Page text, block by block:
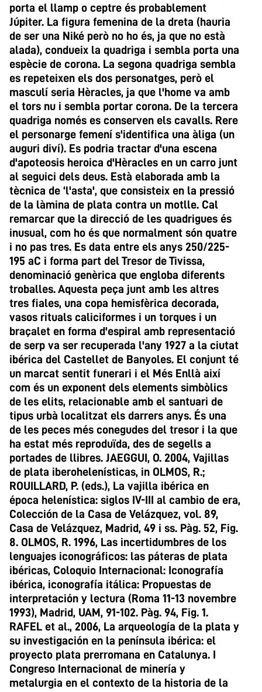
porta el llamp o ceptre és probablement
Júpiter. La figura femenina de la dreta (hauria
de ser una Niké però no ho és, ja que no està
alada), condueix la quadriga i sembla porta una
espècie de corona. La segona quadriga sembla
es repeteixen els dos personatges, però el
masculí seria Hèracles, ja que l'home va amb
el tors nu i sembla portar corona. De la tercera
quadriga només es conserven els cavalls. Rere
el personarge femení s'identifica una àliga (un
auguri diví). Es podria tractar d'una escena
d'apoteosis heroica d'Hèracles en un carro junt
al seguici dels deus. Està elaborada amb la
tècnica de ‘l'asta', que consisteix en la pressió
de la làmina de plata contra un motlle. Cal
remarcar que la direcció de les quadrigues és
inusual, com ho és que normalment són quatre
i no pas tres. Es data entre els anys 250/225-
195 aC i forma part del Tresor de Tivissa,
denominació genèrica que engloba diferents
troballes. Aquesta peça junt amb les altres
tres fiales, una copa hemisfèrica decorada,
vasos rituals caliciformes i un torques i un
braçalet en forma d'espiral amb representació
de serp va ser recuperada l'any 1927 a la ciutat
ibérica del Castellet de Banyoles. El conjunt té
un marcat sentit funerari i el Més Enllà així
com és un exponent dels elements simbòlics
de les elits, relacionable amb el santuari de
tipus urbà localitzat els darrers anys. És una
de les peces més conegudes del tresor i la que
ha estat més reproduïda, des de segells a
portades de llibres. JAEGGUI, O. 2004, Vajillas
de plata iberohelenísticas, in OLMOS, R.;
ROUILLARD, P. (eds.), La vajilla ibérica en
época helenística: siglos IV-III al cambio de era,
Colección de la Casa de Velázquez, vol. 89,
Casa de Velázquez, Madrid, 49 i ss. Pàg. 52, Fig.
8. OLMOS, R. 1996, Las incertidumbres de los
lenguajes iconográficos: las páteras de plata
ibéricas, Coloquio Internacional: Iconografía
ibérica, iconografía itálica: Propuestas de
interpretación y lectura (Roma 11-13 novembre
1993), Madrid, UAM, 91-102. Pàg. 94, Fig. 1.
RAFEL et al., 2006, La arqueología de la plata y
su investigación en la península ibérica: el
proyecto plata prerromana en Catalunya. I
Congreso Internacional de minería y
metalurgia en el contexto de la historia de la